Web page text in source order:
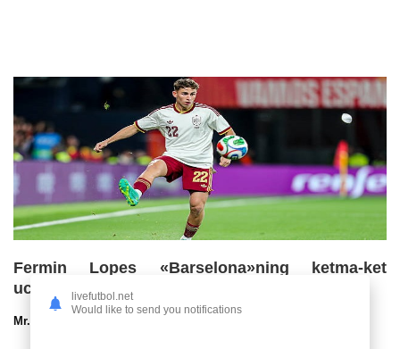
Fermin Lopes «Barselona»ning ketma-ket
uchinchi chempionlik imkoniyatlarini baholadi
Mr.NoBoDy
livefutbol.net
Would like to send you notifications